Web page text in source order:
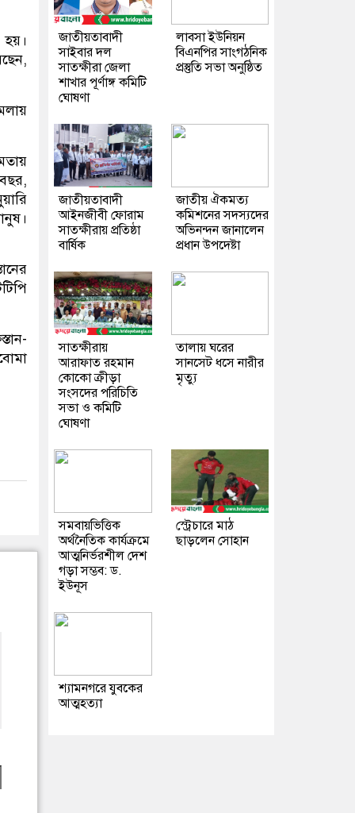
হয়।
জাতীয়তাবাদী
সাইবার দল
সাতক্ষীরা জেলা
শাখার পূর্ণাঙ্গ কমিটি
ঘোষণা
লাবসা ইউনিয়ন
বিএনপির সাংগঠনিক
প্রস্তুতি সভা অনুষ্ঠিত
জাতীয়তাবাদী
আইনজীবী ফোরাম
সাতক্ষীরায় প্রতিষ্ঠা
বার্ষিক
জাতীয় ঐকমত্য
কমিশনের সদস্যদের
অভিনন্দন জানালেন
প্রধান উপদেষ্টা
সাতক্ষীরায়
আরাফাত রহমান
কোকো ক্রীড়া
সংসদের পরিচিতি
সভা ও কমিটি
ঘোষণা
তালায় ঘরের
সানসেট ধসে নারীর
মৃত্যু
সমবায়ভিত্তিক
অর্থনৈতিক কার্যক্রমে
আত্মনির্ভরশীল দেশ
গড়া সম্ভব: ড.
ইউনূস
স্ট্রেচারে মাঠ
ছাড়লেন সোহান
শ্যামনগরে যুবকের
আত্মহত্যা